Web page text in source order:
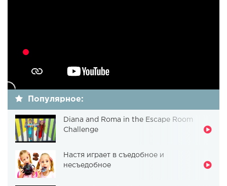
Популярное:
Diana and Roma in the Escape Room
Challenge
Настя играет в съедобное и
несъедобное